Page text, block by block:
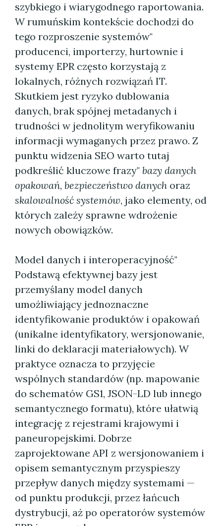
szybkiego i wiarygodnego raportowania.
W rumuńskim kontekście dochodzi do
tego rozproszenie systemów"
producenci, importerzy, hurtownie i
systemy EPR często korzystają z
lokalnych, różnych rozwiązań IT.
Skutkiem jest ryzyko dublowania
danych, brak spójnej metadanych i
trudności w jednolitym weryfikowaniu
informacji wymaganych przez prawo. Z
punktu widzenia SEO warto tutaj
podkreślić kluczowe frazy" bazy danych
opakowań, bezpieczeństwo danych oraz
skalowalność systemów, jako elementy, od
których zależy sprawne wdrożenie
nowych obowiązków.
Model danych i interoperacyjność"
Podstawą efektywnej bazy jest
przemyślany model danych
umożliwiający jednoznaczne
identyfikowanie produktów i opakowań
(unikalne identyfikatory, wersjonowanie,
linki do deklaracji materiałowych). W
praktyce oznacza to przyjęcie
wspólnych standardów (np. mapowanie
do schematów GS1, JSON-LD lub innego
semantycznego formatu), które ułatwią
integrację z rejestrami krajowymi i
paneuropejskimi. Dobrze
zaprojektowane API z wersjonowaniem i
opisem semantycznym przyspieszy
przepływ danych między systemami —
od punktu produkcji, przez łańcuch
dystrybucji, aż po operatorów systemów